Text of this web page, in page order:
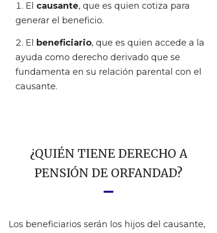
El causante, que es quien cotiza para
generar el beneficio.
El beneficiario, que es quien accede a la
ayuda como derecho derivado que se
fundamenta en su relación parental con el
causante.
¿QUIÉN TIENE DERECHO A
PENSIÓN DE ORFANDAD?
Los beneficiarios serán los hijos del causante,